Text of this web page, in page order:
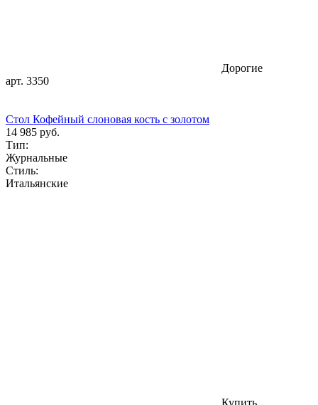
Дорогие
арт. 3350
Стол Кофейный слоновая кость с золотом
14 985 руб.
Тип:
Журнальные
Стиль:
Итальянские
Купить